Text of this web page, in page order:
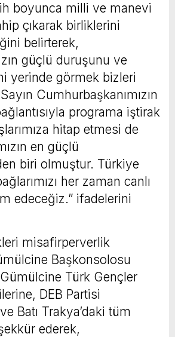
boyunca milli ve manevi
çıkarak birliklerini
belirterek,
güçlü duruşunu ve
yerinde görmek bizleri
Cumhurbaşkanımızın
programa iştirak
hitap etmesi de
en güçlü
biri olmuştur. Türkiye
her zaman canlı
edeceğiz.” ifadelerini
misafirperverlik
Başkonsolosu
Türk Gençler
DEB Partisi
Batı Trakya’daki tüm
ederek,